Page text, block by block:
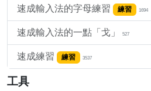
速成輸入法的字母練習 練習 1694
速成輸入法的一點「戈」 527
速成練習 練習 3537
工具